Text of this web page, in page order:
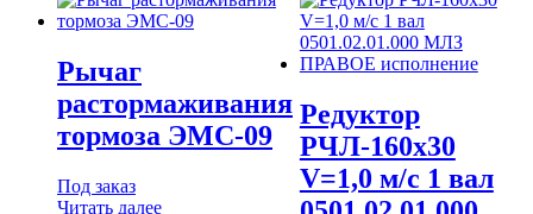
Рычаг
растормаживания
тормоза ЭМС-09
Под заказ
Читать далее
Редуктор
РЧЛ-160х30
V=1,0 м/с 1 вал